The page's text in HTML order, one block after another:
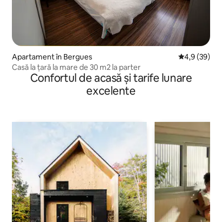
Apartament în Bergues Scor mediu
4,9 (39)
Casă la țară la mare de 30 m2 la parter
Confortul de acasă și tarife lunare
excelente